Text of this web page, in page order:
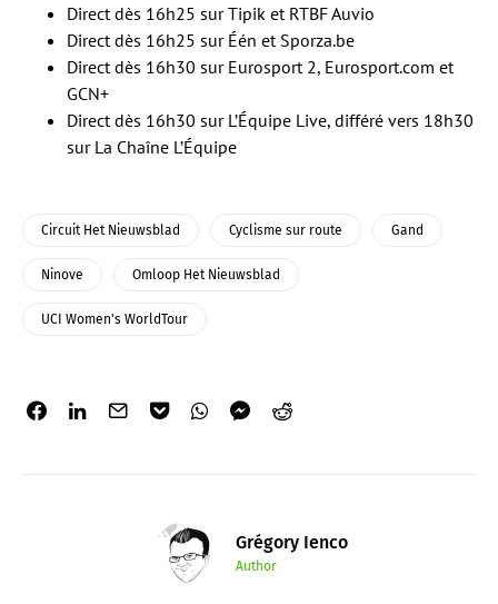
Direct dès 16h25 sur Tipik et RTBF Auvio
Direct dès 16h25 sur Één et Sporza.be
Direct dès 16h30 sur Eurosport 2, Eurosport.com et
GCN+
Direct dès 16h30 sur L’Équipe Live, différé vers 18h30
sur La Chaîne L’Équipe
Circuit Het Nieuwsblad Cyclisme sur route Gand
Ninove Omloop Het Nieuwsblad
UCI Women's WorldTour
Grégory Ienco
Author